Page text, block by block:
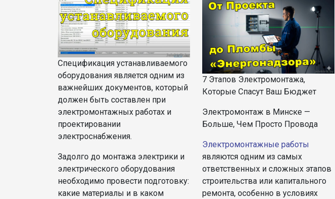
Спецификация устанавливаемого
оборудования является одним из
важнейших документов, который
должен быть составлен при
электромонтажных работах и
проектировании
электроснабжения.
Задолго до монтажа электрики и
электрического оборудования
необходимо провести подготовку:
какие материалы и в каком
7 Этапов Электромонтажа,
Которые Спасут Ваш Бюджет
Электромонтаж в Минске —
Больше, Чем Просто Провода
Электромонтажные работы
являются одним из самых
ответственных и сложных этапов
строительства или капитального
ремонта, особенно в условиях